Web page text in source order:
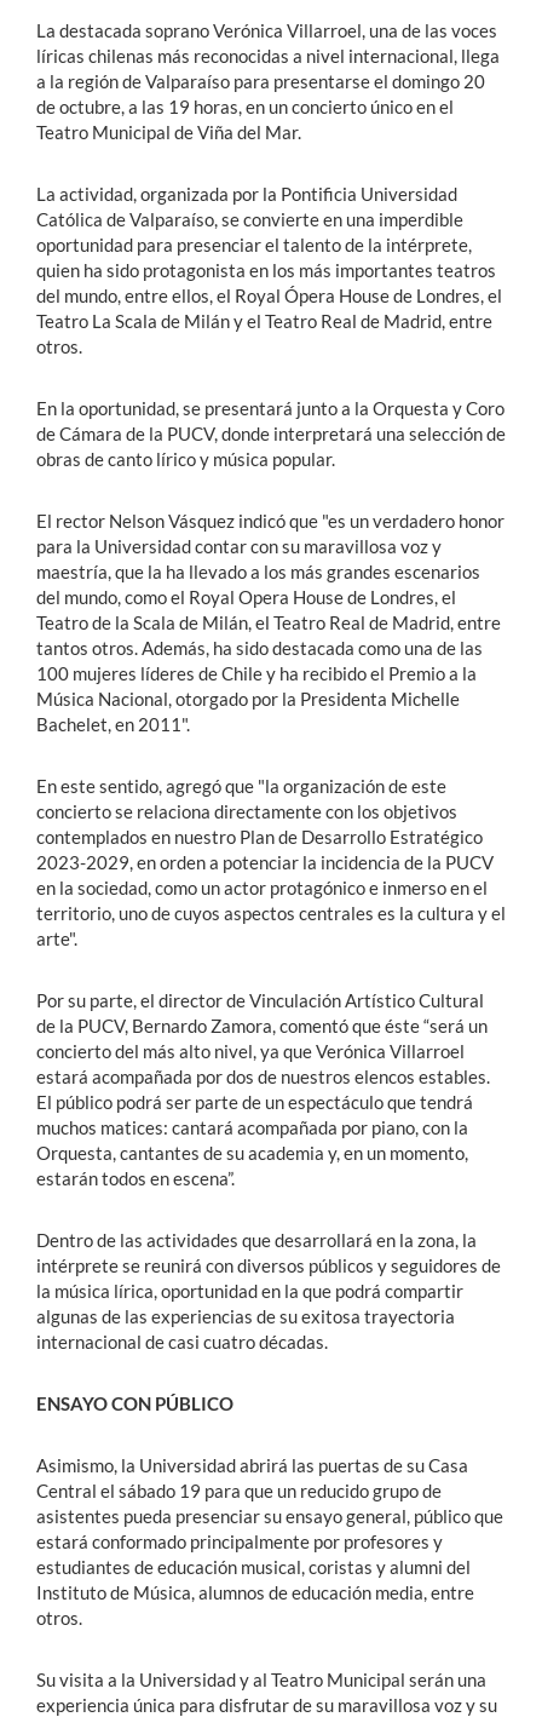
La destacada soprano Verónica Villarroel, una de las voces
líricas chilenas más reconocidas a nivel internacional, llega
a la región de Valparaíso para presentarse el domingo 20
de octubre, a las 19 horas, en un concierto único en el
Teatro Municipal de Viña del Mar.
La actividad, organizada por la Pontificia Universidad
Católica de Valparaíso, se convierte en una imperdible
oportunidad para presenciar el talento de la intérprete,
quien ha sido protagonista en los más importantes teatros
del mundo, entre ellos, el Royal Ópera House de Londres, el
Teatro La Scala de Milán y el Teatro Real de Madrid, entre
otros.
En la oportunidad, se presentará junto a la Orquesta y Coro
de Cámara de la PUCV, donde interpretará una selección de
obras de canto lírico y música popular.
El rector Nelson Vásquez indicó que "es un verdadero honor
para la Universidad contar con su maravillosa voz y
maestría, que la ha llevado a los más grandes escenarios
del mundo, como el Royal Opera House de Londres, el
Teatro de la Scala de Milán, el Teatro Real de Madrid, entre
tantos otros. Además, ha sido destacada como una de las
100 mujeres líderes de Chile y ha recibido el Premio a la
Música Nacional, otorgado por la Presidenta Michelle
Bachelet, en 2011".
En este sentido, agregó que "la organización de este
concierto se relaciona directamente con los objetivos
contemplados en nuestro Plan de Desarrollo Estratégico
2023-2029, en orden a potenciar la incidencia de la PUCV
en la sociedad, como un actor protagónico e inmerso en el
territorio, uno de cuyos aspectos centrales es la cultura y el
arte".
Por su parte, el director de Vinculación Artístico Cultural
de la PUCV, Bernardo Zamora, comentó que éste “será un
concierto del más alto nivel, ya que Verónica Villarroel
estará acompañada por dos de nuestros elencos estables.
El público podrá ser parte de un espectáculo que tendrá
muchos matices: cantará acompañada por piano, con la
Orquesta, cantantes de su academia y, en un momento,
estarán todos en escena”.
Dentro de las actividades que desarrollará en la zona, la
intérprete se reunirá con diversos públicos y seguidores de
la música lírica, oportunidad en la que podrá compartir
algunas de las experiencias de su exitosa trayectoria
internacional de casi cuatro décadas.
ENSAYO CON PÚBLICO
Asimismo, la Universidad abrirá las puertas de su Casa
Central el sábado 19 para que un reducido grupo de
asistentes pueda presenciar su ensayo general, público que
estará conformado principalmente por profesores y
estudiantes de educación musical, coristas y alumni del
Instituto de Música, alumnos de educación media, entre
otros.
Su visita a la Universidad y al Teatro Municipal serán una
experiencia única para disfrutar de su maravillosa voz y su